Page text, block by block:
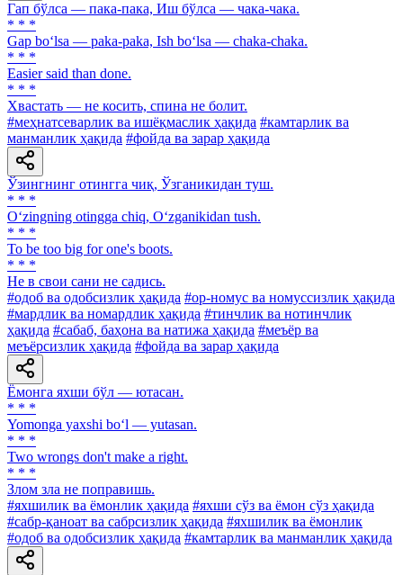
Гап бўлса — пака-пака, Иш бўлса — чака-чака.
* * *
Gap bo‘lsa — paka-paka, Ish bo‘lsa — chaka-chaka.
* * *
Easier said than done.
* * *
Хвастать — не косить, спина не болит.
#меҳнатсеварлик ва ишёқмаслик ҳақида #камтарлик ва
манманлик ҳақида #фойда ва зарар ҳақида
Ўзингнинг отингга чиқ, Ўзганикидан туш.
* * *
O‘zingning otingga chiq, O‘zganikidan tush.
* * *
To be too big for one's boots.
* * *
He в свои сани не садись.
#одоб ва одобсизлик ҳақида #ор-номус ва номуссизлик ҳақида
#мардлик ва номардлик ҳақида #тинчлик ва нотинчлик
ҳақида #сабаб, баҳона ва натижа ҳақида #меъёр ва
меъёрсизлик ҳақида #фойда ва зарар ҳақида
Ёмонга яхши бўл — ютасан.
* * *
Yomonga yaxshi bo‘l — yutasan.
* * *
Two wrongs don't make a right.
* * *
Злом зла не поправишь.
#яхшилик ва ёмонлик ҳақида #яхши сўз ва ёмон сўз ҳақида
#сабр-қаноат ва сабрсизлик ҳақида #яхшилик ва ёмонлик
#одоб ва одобсизлик ҳақида #камтарлик ва манманлик ҳақида